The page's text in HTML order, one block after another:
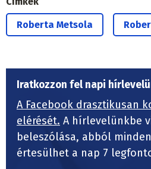
Roberta Metsola
Iratkozzon fel napi
A Facebook drasztikusan
elérését. A hírlevelünkbe
beleszólása, abból
értesülhet a nap 7